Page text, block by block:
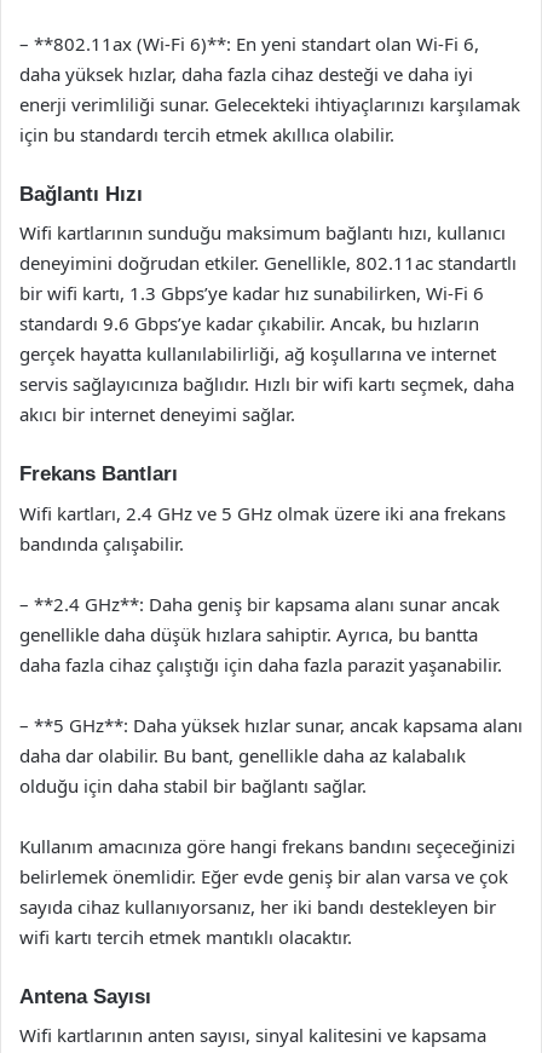
– **802.11ax (Wi-Fi 6)**: En yeni standart olan Wi-Fi 6,
daha yüksek hızlar, daha fazla cihaz desteği ve daha iyi
enerji verimliliği sunar. Gelecekteki ihtiyaçlarınızı karşılamak
için bu standardı tercih etmek akıllıca olabilir.
Bağlantı Hızı
Wifi kartlarının sunduğu maksimum bağlantı hızı, kullanıcı
deneyimini doğrudan etkiler. Genellikle, 802.11ac standartlı
bir wifi kartı, 1.3 Gbps’ye kadar hız sunabilirken, Wi-Fi 6
standardı 9.6 Gbps’ye kadar çıkabilir. Ancak, bu hızların
gerçek hayatta kullanılabilirliği, ağ koşullarına ve internet
servis sağlayıcınıza bağlıdır. Hızlı bir wifi kartı seçmek, daha
akıcı bir internet deneyimi sağlar.
Frekans Bantları
Wifi kartları, 2.4 GHz ve 5 GHz olmak üzere iki ana frekans
bandında çalışabilir.
– **2.4 GHz**: Daha geniş bir kapsama alanı sunar ancak
genellikle daha düşük hızlara sahiptir. Ayrıca, bu bantta
daha fazla cihaz çalıştığı için daha fazla parazit yaşanabilir.
– **5 GHz**: Daha yüksek hızlar sunar, ancak kapsama alanı
daha dar olabilir. Bu bant, genellikle daha az kalabalık
olduğu için daha stabil bir bağlantı sağlar.
Kullanım amacınıza göre hangi frekans bandını seçeceğinizi
belirlemek önemlidir. Eğer evde geniş bir alan varsa ve çok
sayıda cihaz kullanıyorsanız, her iki bandı destekleyen bir
wifi kartı tercih etmek mantıklı olacaktır.
Antena Sayısı
Wifi kartlarının anten sayısı, sinyal kalitesini ve kapsama